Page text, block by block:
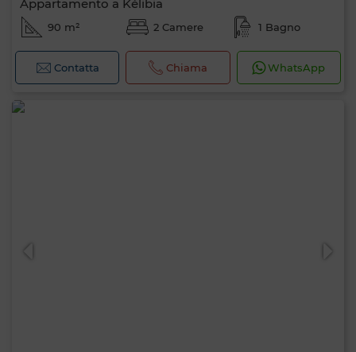
Appartamento a Kélibia
90 m² 2 Camere 1 Bagno
Contatta Chiama WhatsApp